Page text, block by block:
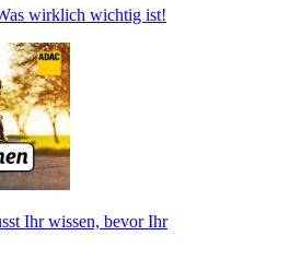
wirklich wichtig ist!
Ihr wissen, bevor Ihr